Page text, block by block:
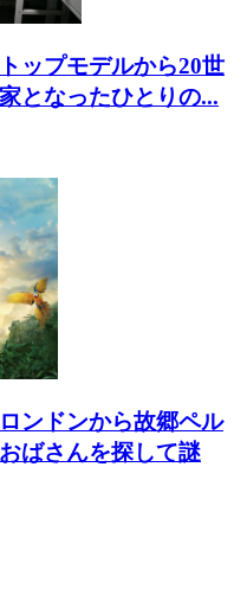
ップモデルから20世
となったひとりの...
ンドンから故郷ペル
ばさんを探して謎